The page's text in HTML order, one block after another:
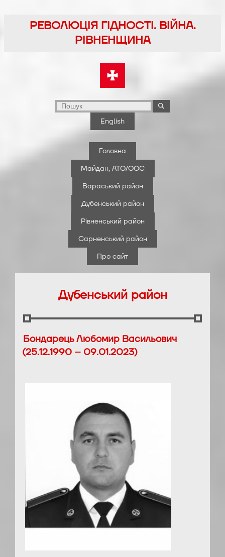
РЕВОЛЮЦІЯ ГІДНОСТІ. ВІЙНА.
РІВНЕНЩИНА
English
Головна
Майдан, АТО/ООС
Вараський район
Дубенський район
Рівненський район
Сарненський район
Про сайт
Дубенський район
Бондарець Любомир Васильович
(25.12.1990 – 09.01.2023)